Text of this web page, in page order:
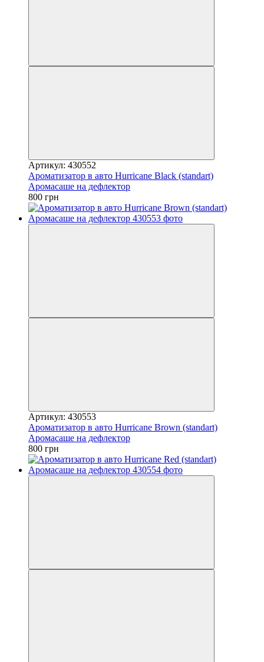
Артикул: 430552
Ароматизатор в авто Hurricane Black (standart)
Аромасаше на дефлектор
800 грн
Артикул: 430553
Ароматизатор в авто Hurricane Brown (standart)
Аромасаше на дефлектор
800 грн